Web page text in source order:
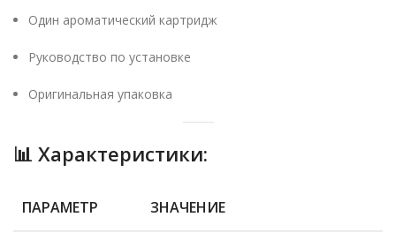
Один ароматический картридж
Руководство по установке
Оригинальная упаковка
📊 Характеристики:
ПАРАМЕТР ЗНАЧЕНИЕ